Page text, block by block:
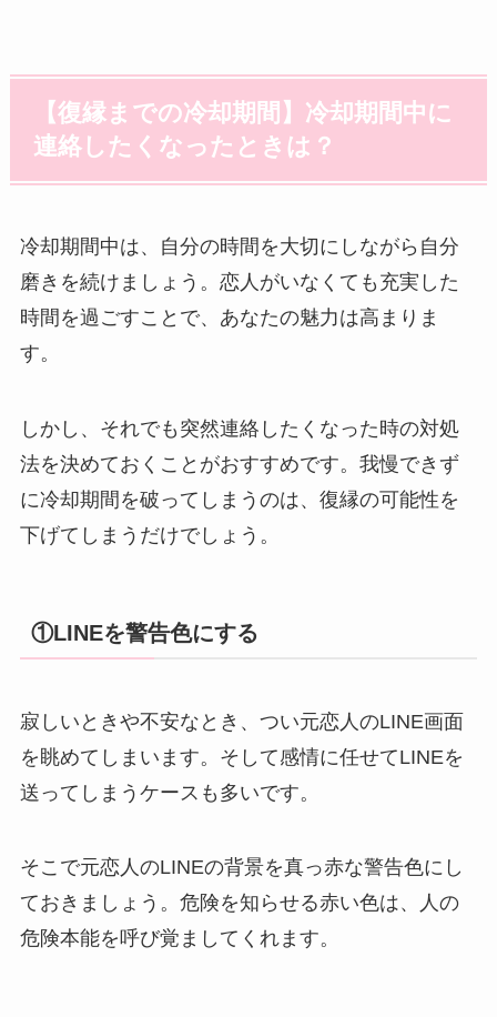
【復縁までの冷却期間】冷却期間中に
連絡したくなったときは？
冷却期間中は、自分の時間を大切にしながら自分
磨きを続けましょう。恋人がいなくても充実した
時間を過ごすことで、あなたの魅力は高まりま
す。
しかし、それでも突然連絡したくなった時の対処
法を決めておくことがおすすめです。我慢できず
に冷却期間を破ってしまうのは、復縁の可能性を
下げてしまうだけでしょう。
①LINEを警告色にする
寂しいときや不安なとき、つい元恋人のLINE画面
を眺めてしまいます。そして感情に任せてLINEを
送ってしまうケースも多いです。
そこで元恋人のLINEの背景を真っ赤な警告色にし
ておきましょう。危険を知らせる赤い色は、人の
危険本能を呼び覚ましてくれます。